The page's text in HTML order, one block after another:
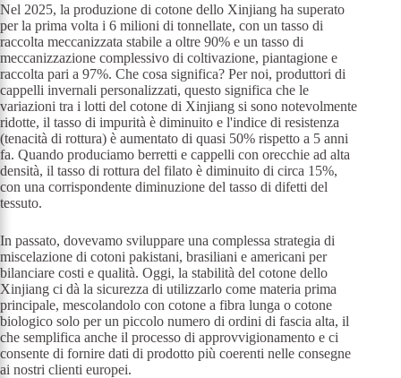
Nel 2025, la produzione di cotone dello Xinjiang ha superato
per la prima volta i 6 milioni di tonnellate, con un tasso di
raccolta meccanizzata stabile a oltre 90% e un tasso di
meccanizzazione complessivo di coltivazione, piantagione e
raccolta pari a 97%. Che cosa significa? Per noi, produttori di
cappelli invernali personalizzati, questo significa che le
variazioni tra i lotti del cotone di Xinjiang si sono notevolmente
ridotte, il tasso di impurità è diminuito e l'indice di resistenza
(tenacità di rottura) è aumentato di quasi 50% rispetto a 5 anni
fa. Quando produciamo berretti e cappelli con orecchie ad alta
densità, il tasso di rottura del filato è diminuito di circa 15%,
con una corrispondente diminuzione del tasso di difetti del
tessuto.
In passato, dovevamo sviluppare una complessa strategia di
miscelazione di cotoni pakistani, brasiliani e americani per
bilanciare costi e qualità. Oggi, la stabilità del cotone dello
Xinjiang ci dà la sicurezza di utilizzarlo come materia prima
principale, mescolandolo con cotone a fibra lunga o cotone
biologico solo per un piccolo numero di ordini di fascia alta, il
che semplifica anche il processo di approvvigionamento e ci
consente di fornire dati di prodotto più coerenti nelle consegne
ai nostri clienti europei.